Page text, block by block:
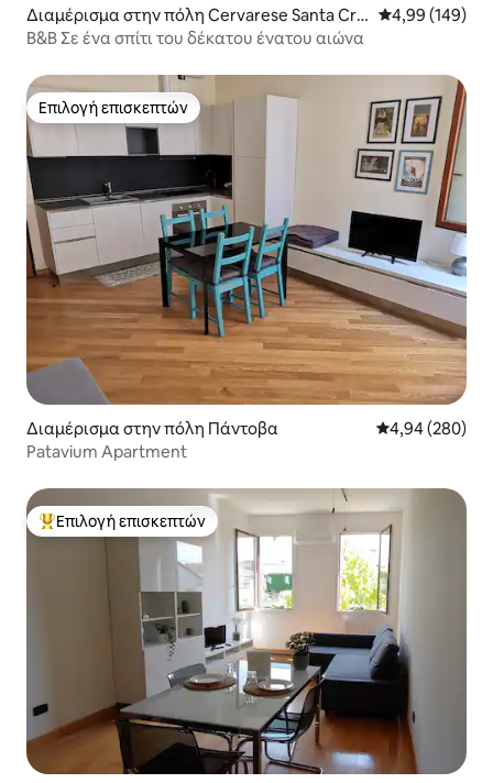
Διαμέρισμα στην πόλη Cervarese Santa Cro
ce
Μέση
4,99 (149)
B&B Σε ένα σπίτι του δέκατου ένατου αιώνα
Επιλογή επισκεπτών
Επιλογή επισκεπτών
Διαμέρισμα στην πόλη Πάντοβα Μέση
4,94 (280)
Patavium Apartment
Κορυφαία επιλογή επισκεπτών
Επιλογή επισκεπτών